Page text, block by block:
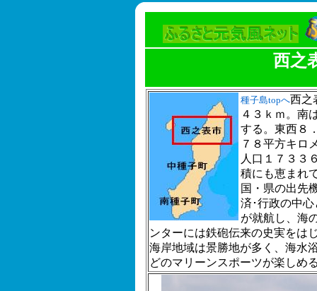
西之
種子島topへ西之
４３ｋｍ。南
する。東西８
７８平方キロ
人口１７３３
積にも恵まれ
国・県の出先
済･行政の中
が就航し、海
ンターには鉄砲伝来の史実をは
海岸地域は景勝地が多く、海水
どのマリーンスポーツが楽しめ